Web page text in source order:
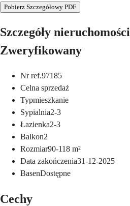
Pobierz Szczegółowy PDF
Szczegóły nieruchomości
Zweryfikowany
Nr ref.97185
Celna sprzedaż
Typmieszkanie
Sypialnia2-3
Łazienka2-3
Balkon2
Rozmiar90-118 m²
Data zakończenia31-12-2025
BasenDostępne
Cechy